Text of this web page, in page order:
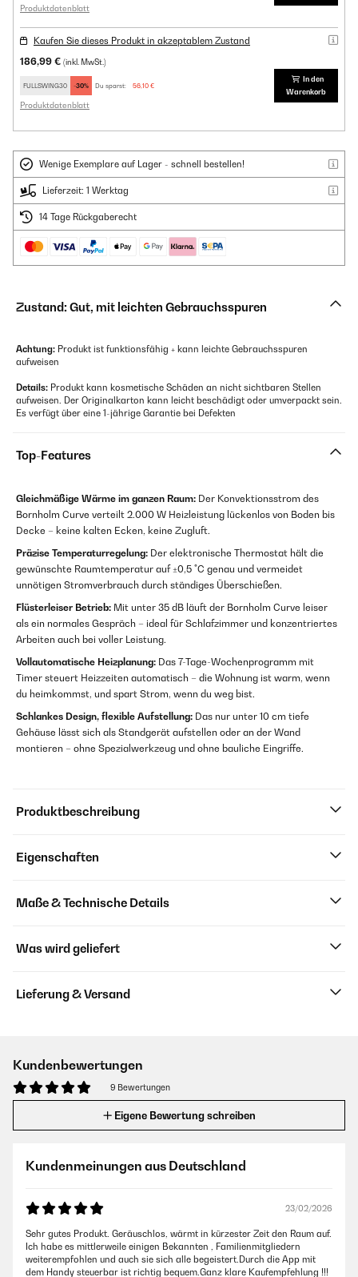
Produktdatenblatt
Kaufen Sie dieses Produkt in akzeptablem Zustand
186,99 € (inkl. MwSt.)
FULLSWING30 -30% Du sparst: 56,10 €
Produktdatenblatt
In den
Warenkorb
Wenige Exemplare auf Lager - schnell bestellen!
Lieferzeit: 1 Werktag
14 Tage Rückgaberecht
Zustand: Gut, mit leichten Gebrauchsspuren
Achtung: Produkt ist funktionsfähig + kann leichte Gebrauchsspuren
aufweisen
Details: Produkt kann kosmetische Schäden an nicht sichtbaren Stellen
aufweisen. Der Originalkarton kann leicht beschädigt oder umverpackt sein.
Es verfügt über eine 1-jährige Garantie bei Defekten
Top-Features
Gleichmäßige Wärme im ganzen Raum: Der Konvektionsstrom des
Bornholm Curve verteilt 2.000 W Heizleistung lückenlos von Boden bis
Decke – keine kalten Ecken, keine Zugluft.
Präzise Temperaturregelung: Der elektronische Thermostat hält die
gewünschte Raumtemperatur auf ±0,5 °C genau und vermeidet
unnötigen Stromverbrauch durch ständiges Überschießen.
Flüsterleiser Betrieb: Mit unter 35 dB läuft der Bornholm Curve leiser
als ein normales Gespräch – ideal für Schlafzimmer und konzentriertes
Arbeiten auch bei voller Leistung.
Vollautomatische Heizplanung: Das 7-Tage-Wochenprogramm mit
Timer steuert Heizzeiten automatisch – die Wohnung ist warm, wenn
du heimkommst, und spart Strom, wenn du weg bist.
Schlankes Design, flexible Aufstellung: Das nur unter 10 cm tiefe
Gehäuse lässt sich als Standgerät aufstellen oder an der Wand
montieren – ohne Spezialwerkzeug und ohne bauliche Eingriffe.
Produktbeschreibung
Eigenschaften
Maße & Technische Details
Was wird geliefert
Lieferung & Versand
Kundenbewertungen
9 Bewertungen
Eigene Bewertung schreiben
Kundenmeinungen aus Deutschland
23/02/2026
Sehr gutes Produkt. Geräuschlos, wärmt in kürzester Zeit den Raum auf.
Ich habe es mittlerweile einigen Bekannten , Familienmitgliedern
weiterempfohlen und auch sie sich alle begeistert.Durch die App mit
dem Handy steuerbar ist richtig bequem.Ganz klare Kaufempfehlung !!!